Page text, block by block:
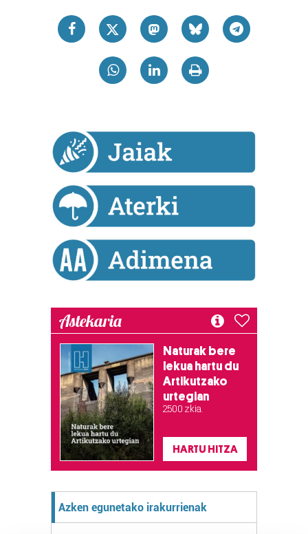
Astekaria
Naturak bere
lekua hartu du
Artikutzako
urtegian
2.500 zkia.
HARTU HITZA
Azken egunetako irakurrienak